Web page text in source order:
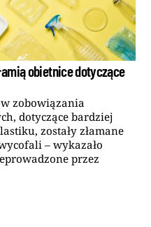
obietnice dotyczące
zobowiązania
dotyczące bardziej
zostały złamane
– wykazało
przez